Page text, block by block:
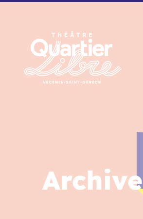
Archive
Panneau de gestion des cookies